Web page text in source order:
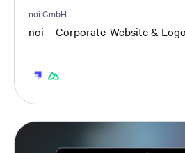
noi GmbH
noi – Corporate-Website &